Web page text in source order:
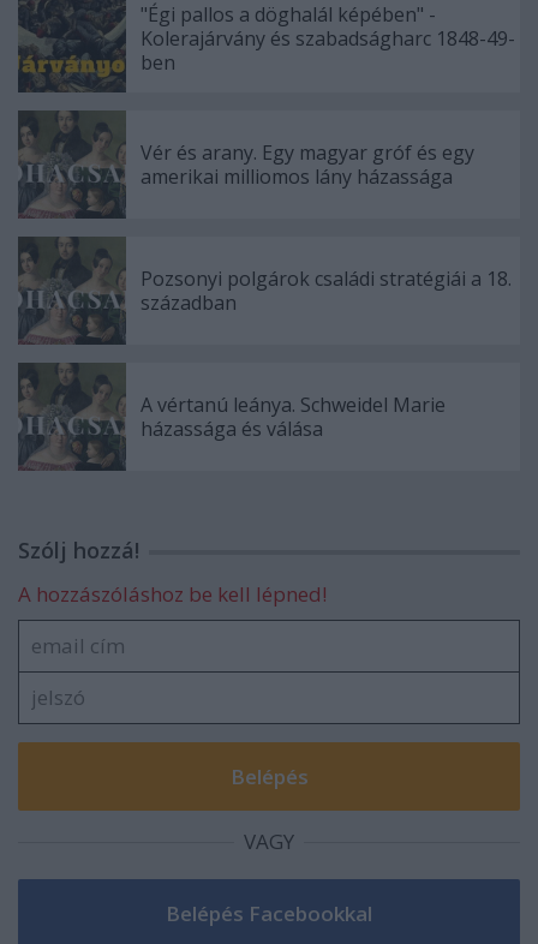
"Égi pallos a döghalál képében" -
Kolerajárvány és szabadságharc 1848-49-
ben
Vér és arany. Egy magyar gróf és egy
amerikai milliomos lány házassága
Pozsonyi polgárok családi stratégiái a 18.
században
A vértanú leánya. Schweidel Marie
házassága és válása
Szólj hozzá!
A hozzászóláshoz be kell lépned!
VAGY